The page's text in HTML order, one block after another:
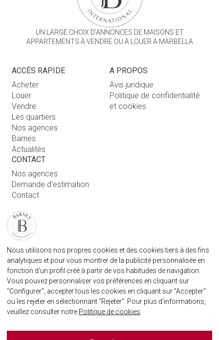
UN LARGE CHOIX D'ANNONCES DE MAISONS ET
APPARTEMENTS À VENDRE OU À LOUER À MARBELLA
ACCÈS RAPIDE
Acheter
Louer
Vendre
Les quartiers
Nos agences
Barnes
Actualités
A PROPOS
Avis juridique
Politique de confidentialité
et cookies
CONTACT
Nos agences
Demande d'estimation
Contact
FAQ
AGENECE IMMOBILIÈRE BARNES MARBELLA
marbella@barnes-international.com
+34 614 25 01 89
Nous utilisons nos propres cookies et des cookies tiers à des fins
analytiques et pour vous montrer de la publicité personnalisée en
fonction d'un profil créé à partir de vos habitudes de navigation.
Vous pouvez personnaliser vos préférences en cliquant sur
"Configurer", accepter tous les cookies en cliquant sur "Accepter"
ou les rejeter en sélectionnant "Rejeter". Pour plus d'informations,
veuillez consulter notre Politique de cookies